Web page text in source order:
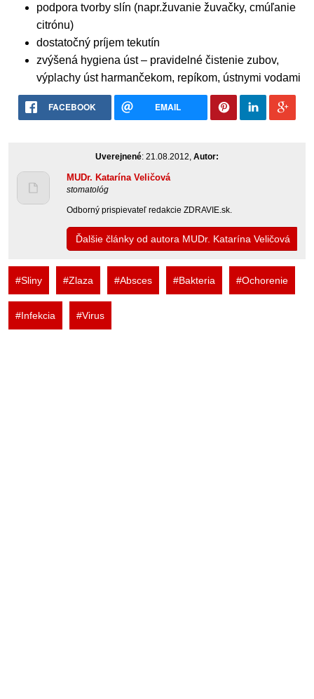
podpora tvorby slín (napr.žuvanie žuvačky, cmúľanie
citrónu)
dostatočný príjem tekutín
zvýšená hygiena úst – pravidelné čistenie zubov,
výplachy úst harmančekom, repíkom, ústnymi vodami
FACEBOOK EMAIL
Uverejnené: 21.08.2012, Autor:
MUDr. Katarína Veličová
stomatológ
Odborný prispievateľ redakcie ZDRAVIE.sk.
Ďalšie články od autora MUDr. Katarína Veličová
#Sliny #Zlaza #Absces #Bakteria #Ochorenie
#Infekcia #Virus